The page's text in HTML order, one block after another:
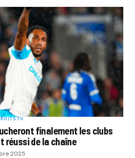
TV
finalement les clubs
réussi de la chaîne
2025